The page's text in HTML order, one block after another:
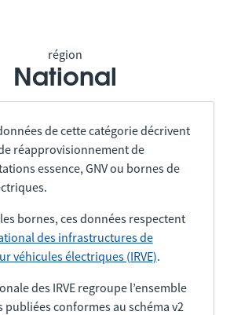
région
National
de cette catégorie décrivent
réapprovisionnement de
essence, GNV ou bornes de
bornes, ces données respectent
des infrastructures de
véhicules électriques (IRVE).
des IRVE regroupe l’ensemble
publiées conformes au schéma v2